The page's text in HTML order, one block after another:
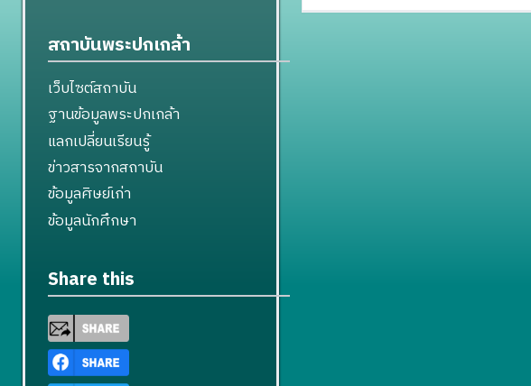
สถาบันพระปกเกล้า
เว็บไซต์สถาบัน
ฐานข้อมูลพระปกเกล้า
แลกเปลี่ยนเรียนรู้
ข่าวสารจากสถาบัน
ข้อมูลศิษย์เก่า
ข้อมูลนักศึกษา
Share this